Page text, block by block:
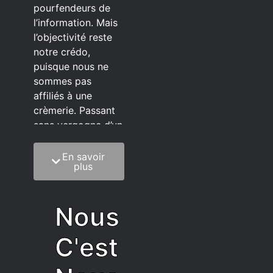
pourfendeurs de
l’information. Mais
l’objectivité reste
notre crédo,
puisque nous ne
sommes pas
affiliés à une
crèmerie. Passant
sans vergogne d’un
C’est quoi notre
méthode?
sagesse de la
vieillesse à une
grosse dose
d’autodérision. On
En savoir
plus
Nous
C'est